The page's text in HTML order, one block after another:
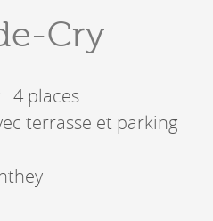
Cry
4 places
terrasse et parking